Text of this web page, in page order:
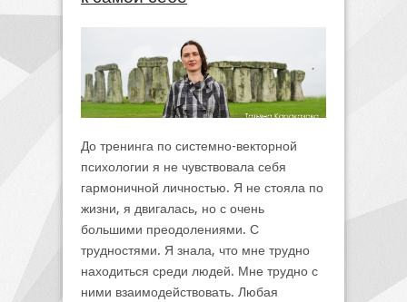
До тренинга по системно-векторной
психологии я не чувствовала себя
гармоничной личностью. Я не стояла по
жизни, я двигалась, но с очень
большими преодолениями. С
трудностями. Я знала, что мне трудно
находиться среди людей. Мне трудно с
ними взаимодействовать. Любая